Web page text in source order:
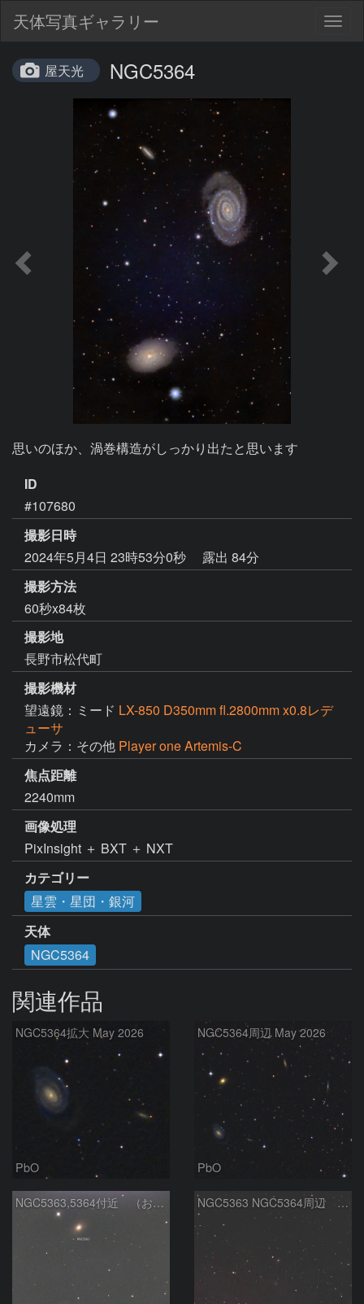
天体写真ギャラリー
屋天光 NGC5364
思いのほか、渦巻構造がしっかり出たと思います
ID
#107680
撮影日時
2024年5月4日 23時53分0秒
露出 84分
撮影方法
60秒x84枚
撮影地
長野市松代町
撮影機材
望遠鏡：ミード LX-850 D350mm fl.2800mm x0.8レデ
ューサ
カメラ：その他 Player one Artemis-C
焦点距離
2240mm
画像処理
PixInsight ＋ BXT ＋ NXT
カテゴリー
星雲・星団・銀河
天体
NGC5364
関連作品
NGC5364拡大 May 2026
PbO
NGC5364周辺 May 2026
PbO
NGC5363,5364付近 （おとめ座の銀河たち） NGC5363 NGC5364周辺 おとめ座